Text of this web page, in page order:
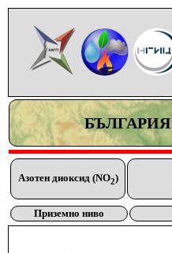
БЪЛГАРИЯ
Азотен диоксид (NO2)
Приземно ниво